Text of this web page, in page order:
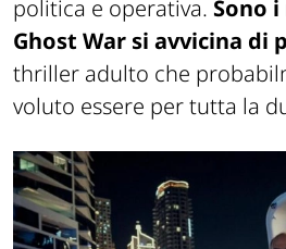
politica e operativa. Sono
Ghost War si avvicina di
thriller adulto che
voluto essere per tutta la